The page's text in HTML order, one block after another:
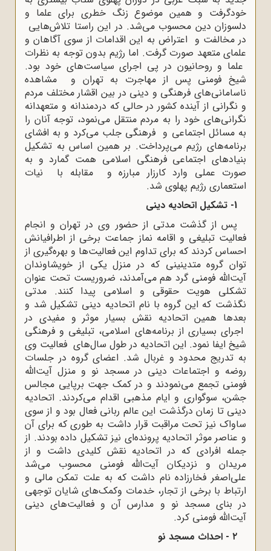
خودگرفت و همین موضوع زنگ خطری برای علما و
دلسوزان دین محسوب می‌شد. در این راستا تلاش‌هایی
در مخالفت و اعتراض به این اقدامات از سوی آگاهان و
علمای متعهد صورت گرفت. اما رژیم بدون توجه به نظرات
علما و روحانیون در پی اجرای سیاست‌های خود بود.
شیخ فومنی پس از مهاجرت به تهران و مشاهده
ناسامانی‌های فرهنگی و دینی در بین اقشار مختلف مردم
و نگرانی از آینده کشور در حالی‌ که دردمندانه و متعهدانه
نگرانی‌های خود را به مردم منتقل می‌نمود، توجه آنان را
به مسائل اجتماعی و فرهنگی جلب می‌کرد و به افشای
برنامه‌های رژیم می‌پرداخت. بر همین اساس به تشکیل
بنیادهای اجتماعی فرهنگی اسلامی همت گمارد و به
صورت عملی وارد کارزار مبارزه و مقابله با نیات
استعماری رژیم پهلوی شد.
1- تشکیل اتحادیه دینی
پس از گذشت مدتی از حضور وی در تهران و انجام
فعالیت تبلیغی و اقامه نماز جماعت برخی از اطرافیانش
احساس کردند که برای تداوم این فعالیت‌ها و بهره‌گیری از
توان گروه متدینینی که در منزل یکی از خویشاوندان
آیت‌الله فومنی گرد هم می‌آمدند، ضروریست تحت عنوان
تشکلی هویت حقوقی و اسلامی پیدا کنند. مدتی
نگذشت که این گروه با نام اتحادیه دینی تشکیل شد و
بعدها همین اتحادیه نقش بسیار موثر و مفیدی در
اجرای بسیاری از برنامه‌های اسلامی، تبلیغی و فرهنگی
شیخ ایفا نمود. این اتحادیه در طول سال‌های فعالیت وی
به تدریج محدود و غربال شد. اعضای گروه در جلسات
روضه و اجتماعات دینی در مسجد نو و منزل آیت‌الله
فومنی تجمع می‌نمودند و در کمک جهت برپایی مجالس
جشن، سوگواری و ایام مذهبی اقدام می‌کردند. اتحادیه
دینی تا زمان درگذشت این عالم ربانی فعال بود و از سوی
ساواک نیز تحت مراقبت قرار داشت به طوری ‌که برای آن
و عناصر موثر اتحادیه پرونده‌ای نیز تشکیل داده بودند. از
جمله افرادی که در اتحادیه نقش کلیدی داشت و از
مریدان و نزدیکان آیت‌الله فومنی محسوب می‌شد
علی‌اصغر فخارزاده نام داشت که به علت تمکن مالی و
ارتباط با برخی از تجار، خدمات وکمک‌های شایان توجهی
در بنای مسجد نو و مدارس آن و فعالیت‌های دینی
آیت‌الله فومنی کرد.
۲ - احداث مسجد نو